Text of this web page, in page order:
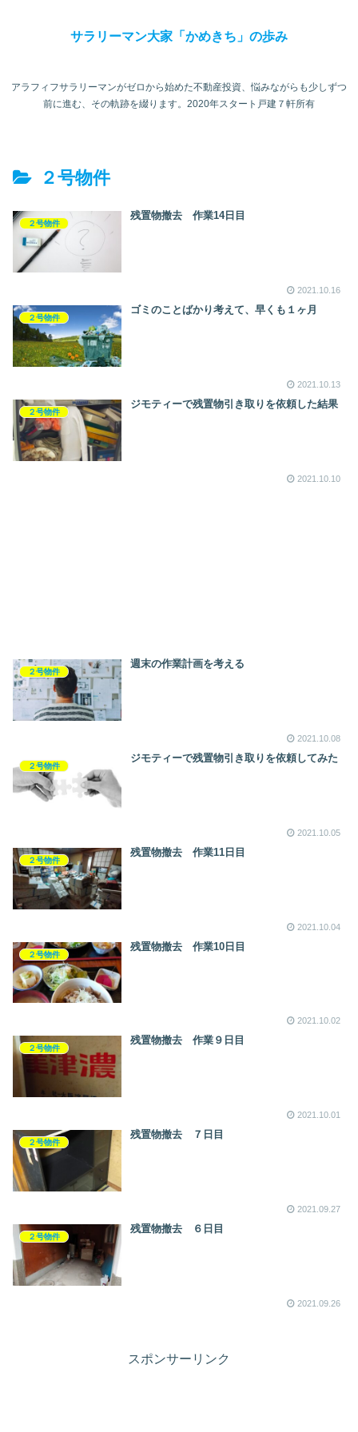
サラリーマン大家「かめきち」の歩み
アラフィフサラリーマンがゼロから始めた不動産投資、悩みながらも少しずつ
前に進む、その軌跡を綴ります。2020年スタート戸建７軒所有
２号物件
２号物件
残置物撤去 作業14日目
2021.10.16
２号物件
ゴミのことばかり考えて、早くも１ヶ月
2021.10.13
２号物件
ジモティーで残置物引き取りを依頼した結果
2021.10.10
２号物件
週末の作業計画を考える
2021.10.08
２号物件
ジモティーで残置物引き取りを依頼してみた
2021.10.05
２号物件
残置物撤去 作業11日目
2021.10.04
２号物件
残置物撤去 作業10日目
2021.10.02
２号物件
残置物撤去 作業９日目
2021.10.01
２号物件
残置物撤去 ７日目
2021.09.27
２号物件
残置物撤去 ６日目
2021.09.26
スポンサーリンク